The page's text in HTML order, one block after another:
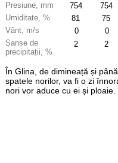
Presiune, mm
Umiditate, %
Vânt, m/s
Șanse de
precipitații, %
754
81
0
2
754
75
0
2
În Glina, de dimineață și
spatele norilor, va fi o zi
nori vor aduce cu ei și ploaie.